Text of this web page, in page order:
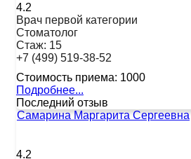
4.2
Врач первой категории
Стоматолог
Стаж: 15
+7 (499) 519-38-52
Стоимость приема: 1000
Подробнее...
Последний отзыв
Самарина Маргарита Сергеевна
4.2